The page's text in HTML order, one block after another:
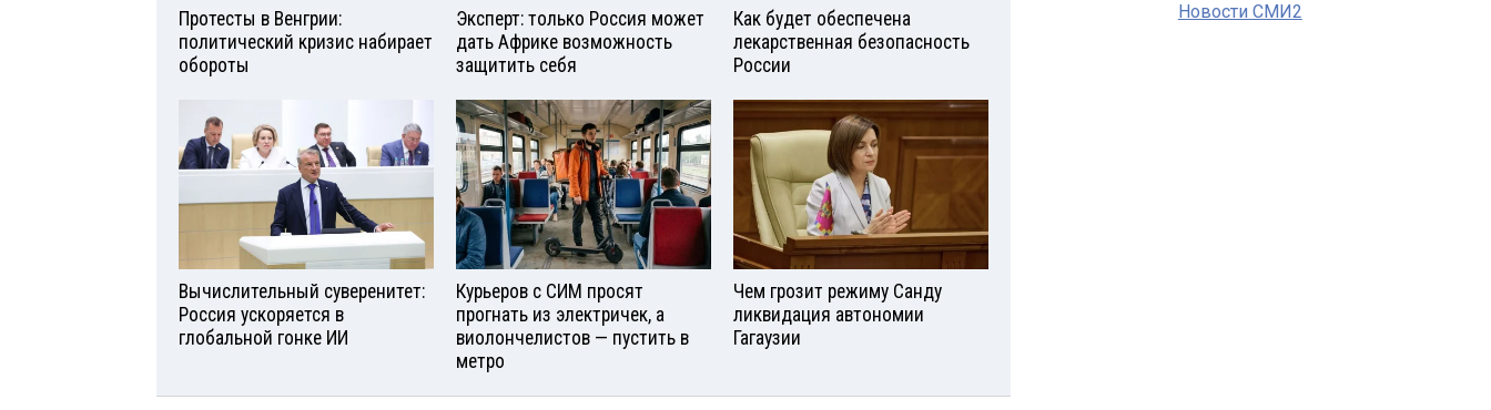
Протесты в Венгрии:
политический кризис набирает
обороты
Эксперт: только Россия может
дать Африке возможность
защитить себя
Как будет обеспечена
лекарственная безопасность
России
Вычислительный суверенитет:
Россия ускоряется в
глобальной гонке ИИ
Курьеров с СИМ просят
прогнать из электричек, а
виолончелистов — пустить в
метро
Чем грозит режиму Санду
ликвидация автономии
Гагаузии
Новости СМИ2